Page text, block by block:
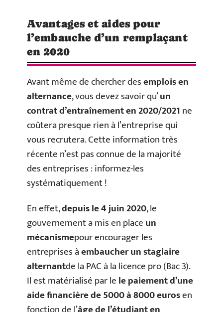
Avantages et aides pour
l’embauche d’un remplaçant
en 2020
Avant même de chercher desemplois en
alternance, vous devez savoir qu’un
contrat d’entraînement en 2020/2021ne
coûtera presque rien à l’entreprise qui
vous recrutera. Cette information très
récente n’est pas connue de la majorité
des entreprises : informez-les
systématiquement !
En effet,depuis le 4 juin 2020, le
gouvernement a mis en placeun
mécanismepour encourager les
entreprises àembaucher un stagiaire
alternantde la PAC à la licence pro (Bac 3).
Il est matérialisé par lele paiement d’une
aide financière de 5000 à 8000 eurosen